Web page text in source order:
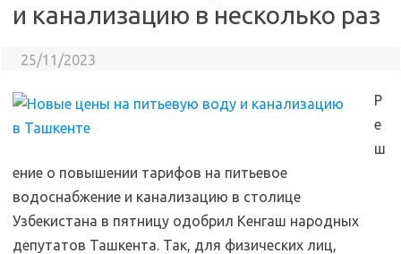
и канализацию в несколько раз
25/11/2023
Р
е
ш
ение о повышении тарифов на питьевое
водоснабжение и канализацию в столице
Узбекистана в пятницу одобрил Кенгаш народных
депутатов Ташкента. Так, для физических лиц,